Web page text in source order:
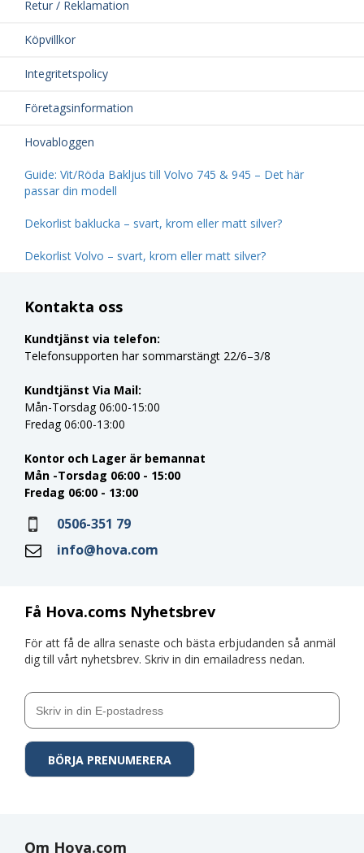
Retur / Reklamation
Köpvillkor
Integritetspolicy
Företagsinformation
Hovabloggen
Guide: Vit/Röda Bakljus till Volvo 745 & 945 – Det här
passar din modell
Dekorlist baklucka – svart, krom eller matt silver?
Dekorlist Volvo – svart, krom eller matt silver?
Få Hova.coms Nyhetsbrev
För att få de allra senaste och bästa erbjudanden så anmäl
dig till vårt nyhetsbrev. Skriv in din emailadress nedan.
Kontakta oss
Kundtjänst via telefon:
Telefonsupporten har sommarstängt 22/6–3/8
Kundtjänst Via Mail:
Mån-Torsdag 06:00-15:00
Fredag 06:00-13:00
Kontor och Lager är bemannat
Mån -Torsdag 06:00 - 15:00
Fredag 06:00 - 13:00
0506-351 79
info@hova.com
Om Hova.com